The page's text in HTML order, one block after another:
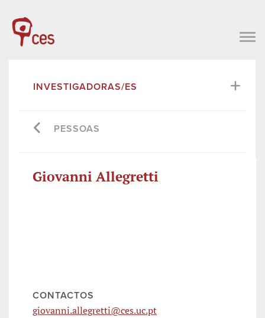
INVESTIGADORAS/ES
PESSOAS
Giovanni Allegretti
CONTACTOS
giovanni.allegretti@ces.uc.pt